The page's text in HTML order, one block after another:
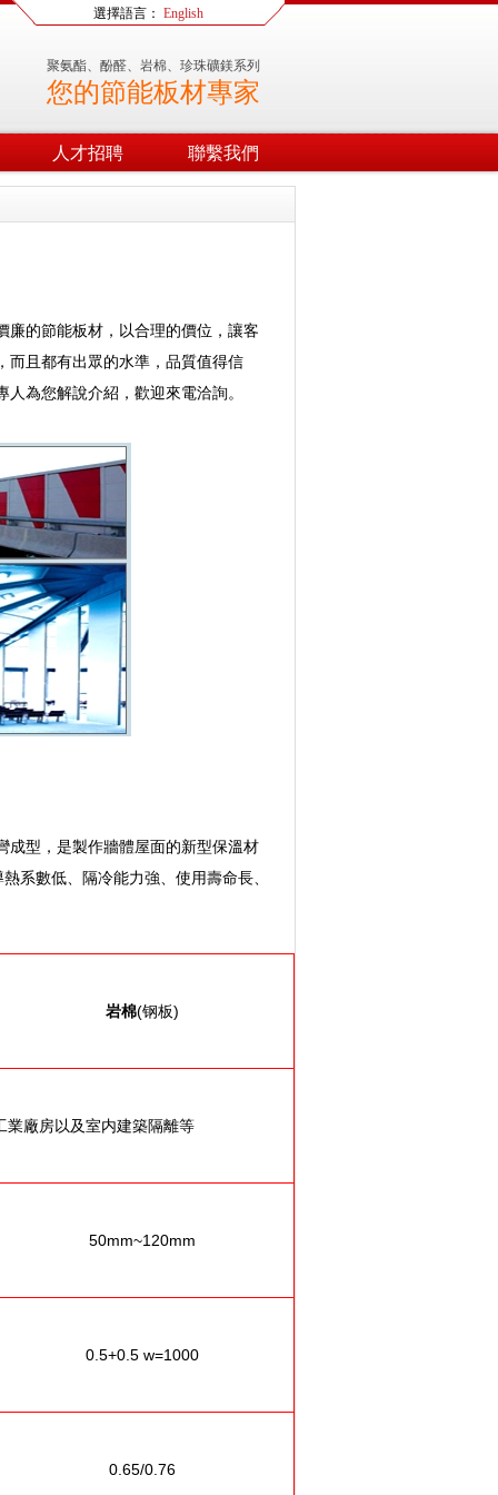
選擇語言： English
聚氨酯、酚醛、岩棉、珍珠礦鎂系列
您的節能板材專家
人才招聘 聯繫我們
廉的節能板材，以合理的價位，讓客
而且都有出眾的水準，品質值得信
為您解說介紹，歡迎來電洽詢。
成型，是製作牆體屋面的新型保溫材
系數低、隔冷能力強、使用壽命長、
岩棉(钢板)
業廠房以及室内建築隔離等
50mm~120mm
0.5+0.5 w=1000
0.65/0.76